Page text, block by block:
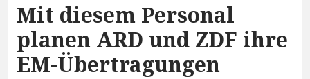
Mit diesem Personal
planen ARD und ZDF ihre
EM-Übertragungen